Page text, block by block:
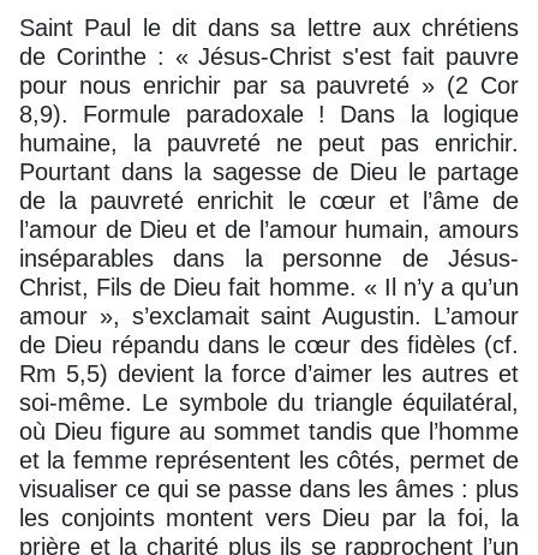
Saint Paul le dit dans sa lettre aux chrétiens
de Corinthe : « Jésus-Christ s'est fait pauvre
pour nous enrichir par sa pauvreté » (2 Cor
8,9). Formule paradoxale ! Dans la logique
humaine, la pauvreté ne peut pas enrichir.
Pourtant dans la sagesse de Dieu le partage
de la pauvreté enrichit le cœur et l’âme de
l’amour de Dieu et de l’amour humain, amours
inséparables dans la personne de Jésus-
Christ, Fils de Dieu fait homme. « Il n’y a qu’un
amour », s’exclamait saint Augustin. L’amour
de Dieu répandu dans le cœur des fidèles (cf.
Rm 5,5) devient la force d’aimer les autres et
soi-même. Le symbole du triangle équilatéral,
où Dieu figure au sommet tandis que l’homme
et la femme représentent les côtés, permet de
visualiser ce qui se passe dans les âmes : plus
les conjoints montent vers Dieu par la foi, la
prière et la charité plus ils se rapprochent l’un